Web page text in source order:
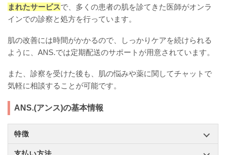
まれたサービスで、多くの患者の肌を診てきた医師がオンラ
インでの診察と処方を行っています。
肌の改善には時間がかかるので、しっかりケアを続けられる
ように、ANS.では定期配送のサポートが用意されています。
また、診察を受けた後も、肌の悩みや薬に関してチャットで
気軽に相談することが可能です。
ANS.(アンス)の基本情報
特徴